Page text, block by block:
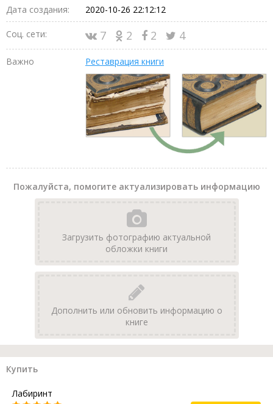
Дата создания: 2020-10-26 22:12:12
Соц. сети: 7 2 2 4
Важно Реставрация книги
Пожалуйста, помогите актуализировать информацию
Загрузить фотографию актуальной
обложки книги
Дополнить или обновить информацию о
книге
Купить
Лабиринт